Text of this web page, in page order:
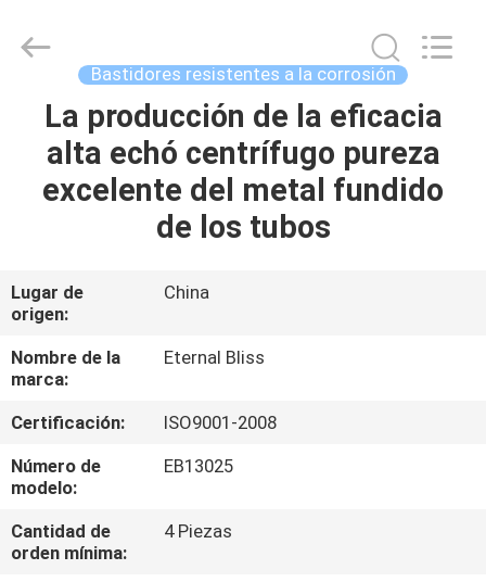
HOGAR
PRODUCTOS
SOBRE
NOSOTROS
VIAJE
DE
LA
FÁBRICA
Casting
Bastidores resistentes a la corrosión
La producción de la eficacia
alta echó centrífugo pureza
excelente del metal fundido
de los tubos
Lugar de
origen:
China
Nombre de la
marca:
Eternal Bliss
Certificación:
ISO9001-2008
Número de
modelo:
EB13025
Cantidad de
orden mínima:
4 Piezas